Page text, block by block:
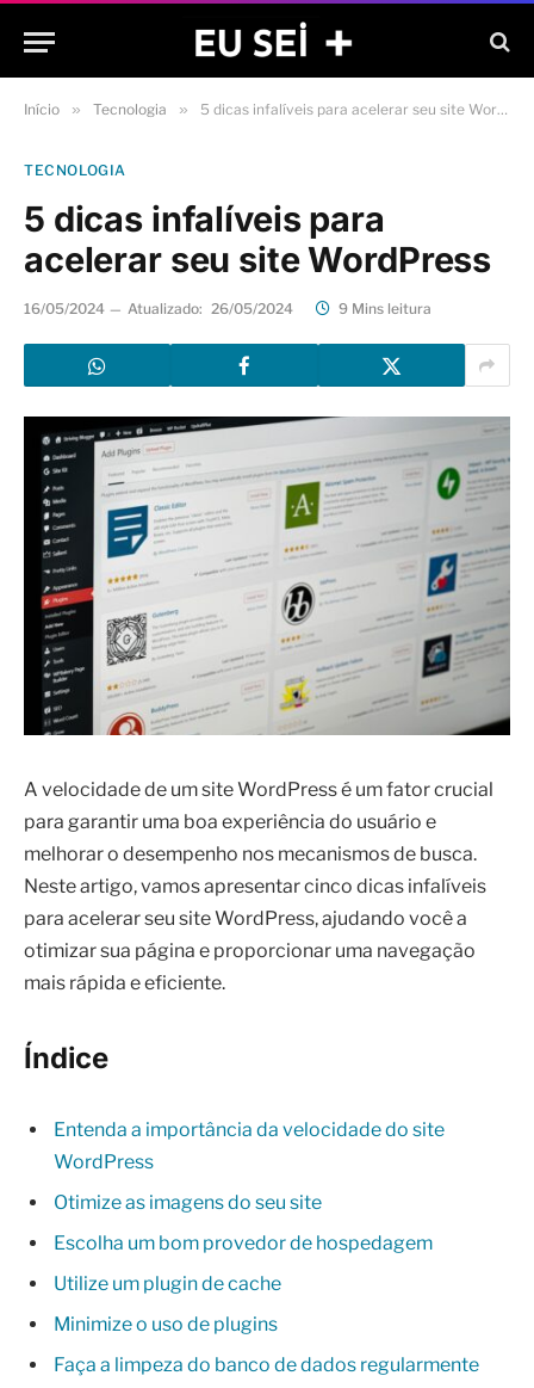
Início » Tecnologia » 5 dicas infalíveis para acelerar seu site WordPress
TECNOLOGIA
5 dicas infalíveis para
acelerar seu site WordPress
16/05/2024 Atualizado: 26/05/2024 9 Mins leitura
A velocidade de um site WordPress é um fator crucial
para garantir uma boa experiência do usuário e
melhorar o desempenho nos mecanismos de busca.
Neste artigo, vamos apresentar cinco dicas infalíveis
para acelerar seu site WordPress, ajudando você a
otimizar sua página e proporcionar uma navegação
mais rápida e eficiente.
Índice
Entenda a importância da velocidade do site
WordPress
Otimize as imagens do seu site
Escolha um bom provedor de hospedagem
Utilize um plugin de cache
Minimize o uso de plugins
Faça a limpeza do banco de dados regularmente